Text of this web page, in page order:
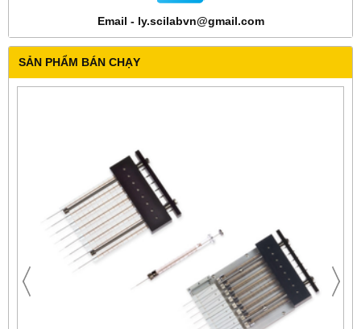
Email - ly.scilabvn@gmail.com
SẢN PHẨM BÁN CHẠY